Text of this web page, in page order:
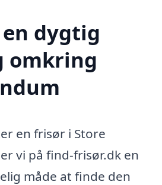
dygtig
omkring
en frisør i Store
vi på find-frisør.dk en
måde at finde den